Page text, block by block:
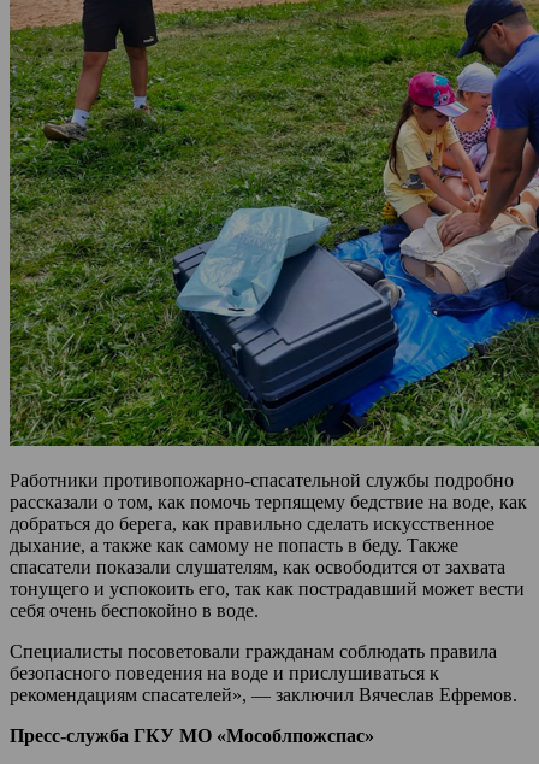
Работники противопожарно-спасательной службы подробно
рассказали о том, как помочь терпящему бедствие на воде, как
добраться до берега, как правильно сделать искусственное
дыхание, а также как самому не попасть в беду. Также
спасатели показали слушателям, как освободится от захвата
тонущего и успокоить его, так как пострадавший может вести
себя очень беспокойно в воде.
Специалисты посоветовали гражданам соблюдать правила
безопасного поведения на воде и прислушиваться к
рекомендациям спасателей», — заключил Вячеслав Ефремов.
Пресс-служба ГКУ МО «Мособлпожспас»